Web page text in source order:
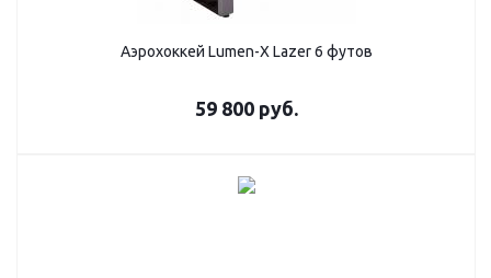
Аэрохоккей Lumen-X Lazer 6 футов
59 800 руб.